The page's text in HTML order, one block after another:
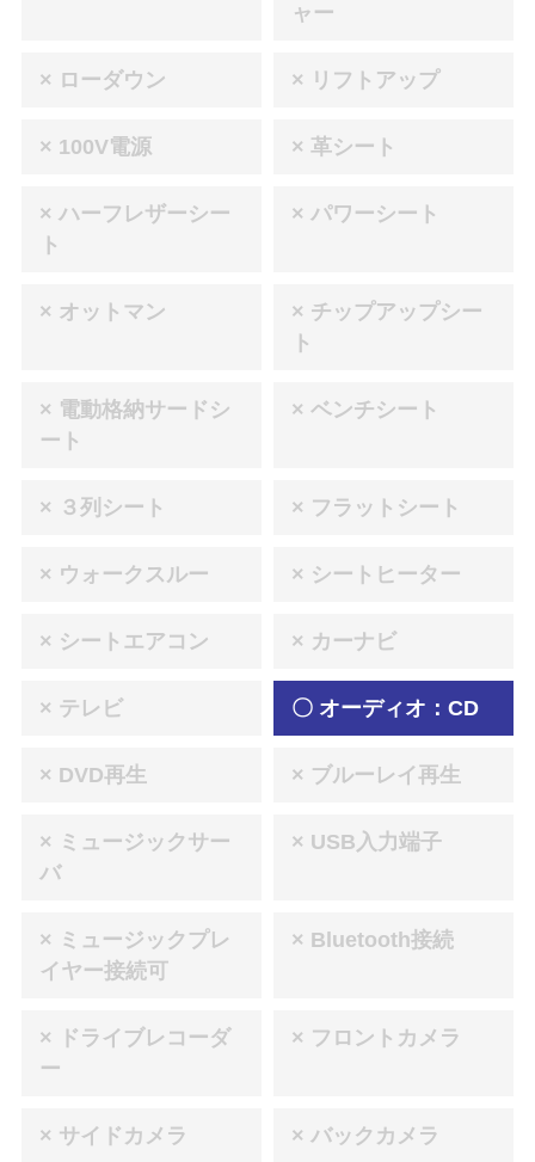
ャー
× ローダウン × リフトアップ
× 100V電源 × 革シート
× ハーフレザーシー
ト
× パワーシート
× オットマン
× チップアップシー
ト
× 電動格納サードシ
ート
× ベンチシート
× ３列シート × フラットシート
× ウォークスルー × シートヒーター
× シートエアコン × カーナビ
× テレビ 〇 オーディオ：CD
× DVD再生 × ブルーレイ再生
× ミュージックサー
バ
× USB入力端子
× ミュージックプレ
イヤー接続可
× Bluetooth接続
× ドライブレコーダ
ー
× フロントカメラ
× サイドカメラ × バックカメラ